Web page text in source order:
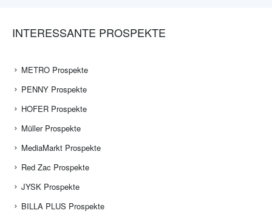
INTERESSANTE PROSPEKTE
METRO Prospekte
PENNY Prospekte
HOFER Prospekte
Müller Prospekte
MediaMarkt Prospekte
Red Zac Prospekte
JYSK Prospekte
BILLA PLUS Prospekte